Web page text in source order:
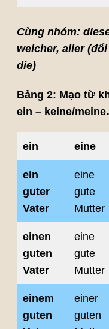
Cùng nhóm:
welcher, aller
die)
Bảng 2: Mạo từ
ein – keine/
ein eine
ein
guter
Vater
eine
gute
Mutter
einen
guten
Vater
eine
gute
Mutter
einem
guten
einer
guten